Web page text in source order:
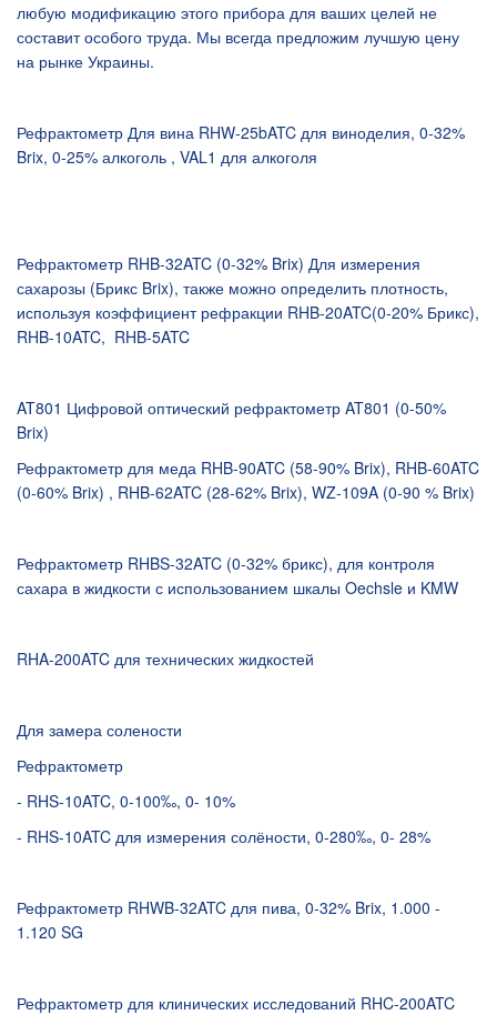
любую модификацию этого прибора для ваших целей не
составит особого труда. Мы всегда предложим лучшую цену
на рынке Украины.
Рефрактометр Для вина RHW-25bATC для виноделия, 0-32%
Brix, 0-25% алкоголь , VAL1 для алкоголя
Рефрактометр RHB-32ATC (0-32% Brix) Для измерения
сахарозы (Брикс Brix), также можно определить плотность,
используя коэффициент рефракции RHB-20ATC(0-20% Брикс),
RHB-10ATC, RHB-5ATC
AT801 Цифровой оптический рефрактометр AT801 (0-50%
Brix)
Рефрактометр для меда RHB-90ATC (58-90% Brix), RHB-60ATC
(0-60% Brix) , RHB-62ATC (28-62% Brix), WZ-109A (0-90 % Brix)
Рефрактометр RHBS-32ATC (0-32% брикс), для контроля
сахара в жидкости с использованием шкалы Oechsle и KMW
RHA-200ATC для технических жидкостей
Для замера солености
Рефрактометр
- RHS-10ATC, 0-100‰, 0- 10%
- RHS-10ATC для измерения солёности, 0-280‰, 0- 28%
Рефрактометр RHWB-32ATC для пива, 0-32% Brix, 1.000 -
1.120 SG
Рефрактометр для клинических исследований RHC-200ATC